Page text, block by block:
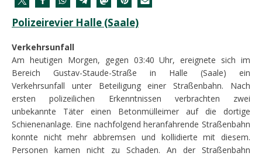
Polizeirevier Halle (Saale)
Verkehrsunfall
Am heutigen Morgen, gegen 03:40 Uhr, ereignete sich im
Bereich Gustav-Staude-Straße in Halle (Saale) ein
Verkehrsunfall unter Beteiligung einer Straßenbahn. Nach
ersten polizeilichen Erkenntnissen verbrachten zwei
unbekannte Täter einen Betonmülleimer auf die dortige
Schienenanlage. Eine nachfolgend heranfahrende Straßenbahn
konnte nicht mehr abbremsen und kollidierte mit diesem.
Personen kamen nicht zu Schaden. An der Straßenbahn